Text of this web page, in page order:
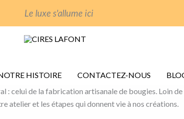
Le luxe s'allume ici
HISTOIRE CONTACTEZ-NOUS
: celui de la fabrication artisanale de bougies. Loin
atelier et les étapes qui donnent vie à nos créations.